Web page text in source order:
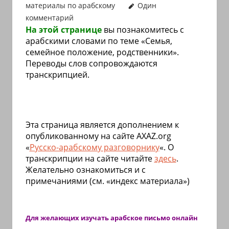
иврите
арамейском.
Поговорки
пословицы
арабском,
иврите
арамейском.
Кулинарные
новости
материалы по арабскому
Один
комментарий
На этой страницевы познакомитесь с
арабскими словами по теме «Семья,
семейное положение, родственники».
Переводы слов сопровождаются
транскрипцией.
Эта страница является дополнением к
опубликованному на сайтеAXAZ.org
«Русско-арабскому разговорнику«. О
транскрипции на сайте читайтездесь.
Желательно ознакомиться и с
примечаниями (см. «индекс материала»)
Для желающих изучать арабское письмоонлайн